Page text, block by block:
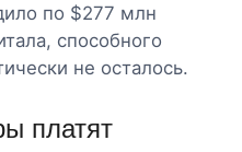
по $277 млн
способного
не осталось.
платят